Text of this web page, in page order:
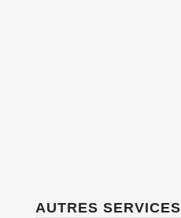
AUTRES SERVICES